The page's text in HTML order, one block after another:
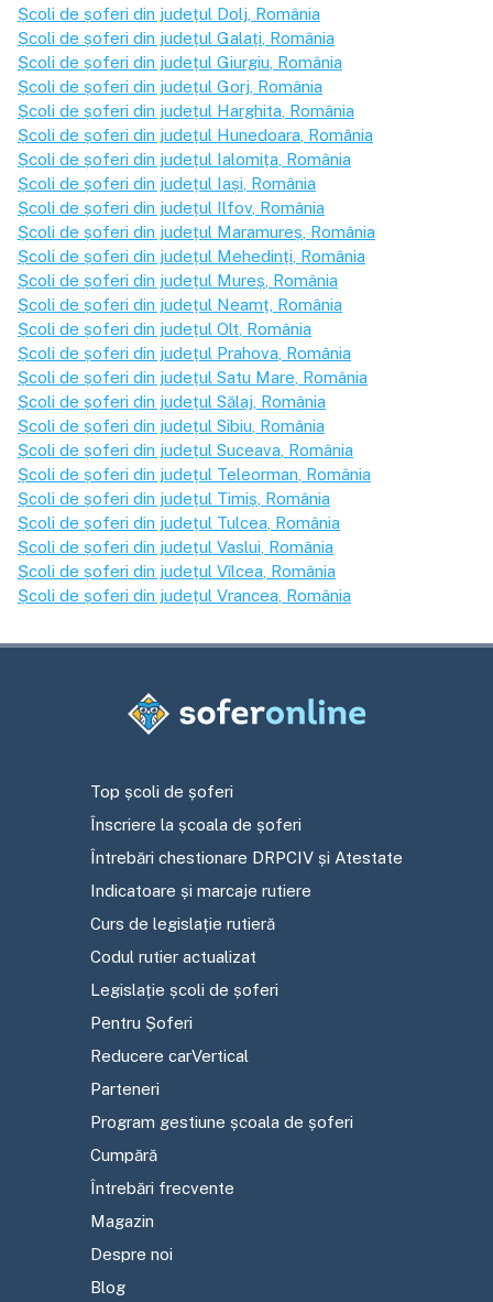
Școli de șoferi din județul Dolj , România
Școli de șoferi din județul Galați , România
Școli de șoferi din județul Giurgiu , România
Școli de șoferi din județul Gorj , România
Școli de șoferi din județul Harghita , România
Școli de șoferi din județul Hunedoara , România
Școli de șoferi din județul Ialomița , România
Școli de șoferi din județul Iași , România
Școli de șoferi din județul Ilfov , România
Școli de șoferi din județul Maramureș , România
Școli de șoferi din județul Mehedinți , România
Școli de șoferi din județul Mureș , România
Școli de șoferi din județul Neamț , România
Școli de șoferi din județul Olt , România
Școli de șoferi din județul Prahova , România
Școli de șoferi din județul Satu Mare , România
Școli de șoferi din județul Sălaj , România
Școli de șoferi din județul Sibiu , România
Școli de șoferi din județul Suceava , România
Școli de șoferi din județul Teleorman , România
Școli de șoferi din județul Timiș , România
Școli de șoferi din județul Tulcea , România
Școli de șoferi din județul Vaslui , România
Școli de șoferi din județul Vîlcea , România
Școli de șoferi din județul Vrancea , România
Top școli de șoferi
Înscriere la școala de șoferi
Întrebări chestionare DRPCIV și Atestate
Indicatoare și marcaje rutiere
Curs de legislație rutieră
Codul rutier actualizat
Legislație școli de șoferi
Pentru Șoferi
Reducere carVertical
Parteneri
Program gestiune școala de șoferi
Cumpără
Întrebări frecvente
Magazin
Despre noi
Blog